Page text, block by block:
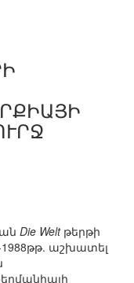
Die Weltթերթի
1988թթ. աշխատել